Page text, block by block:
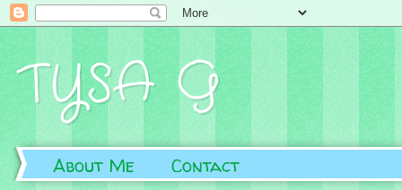
TYSA G
About Me Contact